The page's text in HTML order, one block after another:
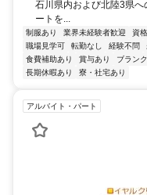
石川県内および北陸3県
ートを...
制服あり 業界未経験者歓迎 資
職場見学可
転勤なし 経験不問
食費補助あり
賞与あり ブラン
長期休暇あり
寮・社宅あり
アルバイト・パート